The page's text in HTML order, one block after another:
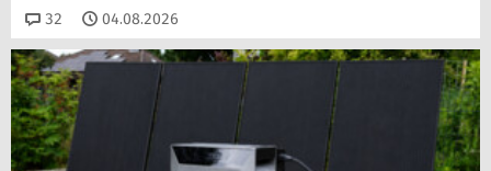
32 Kommentare
04.08.2026